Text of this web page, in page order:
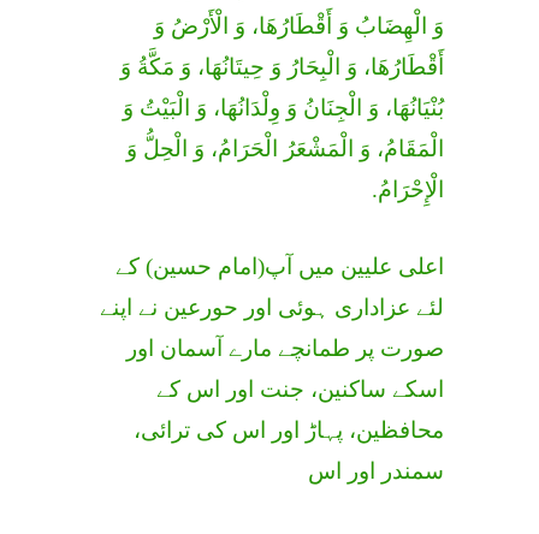
وَ الْهِضَابُ وَ أَقْطَارُهَا، وَ الْأَرْضُ وَ
أَقْطَارُهَا، وَ الْبِحَارُ وَ حِيتَانُهَا، وَ مَكَّةُ وَ
بُنْيَانُهَا، وَ الْجِنَانُ وَ وِلْدَانُهَا، وَ الْبَيْتُ وَ
الْمَقَامُ، وَ الْمَشْعَرُ الْحَرَامُ، وَ الْحِلُّ وَ
الْإِحْرَامُ.
اعلی علیین میں آپ(امام حسین) کے
لئے عزاداری ہوئی اور حورعین نے اپنے
صورت پر طمانچے مارے آسمان اور
اسکے ساکنین، جنت اور اس کے
محافظین، پہاڑ اور اس کی ترائی،
سمندر اور اس